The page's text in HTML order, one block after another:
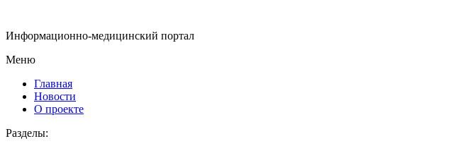
Информационно-медицинский портал
Меню
Главная
Новости
О проекте
Разделы: